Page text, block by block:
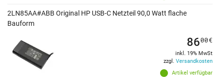
2LN85AA#ABB Original HP USB-C Netzteil 90,0 Watt flache
Bauform
Artikel verfügbar
8600€
inkl. 19% MwSt
zzgl. Versandkosten